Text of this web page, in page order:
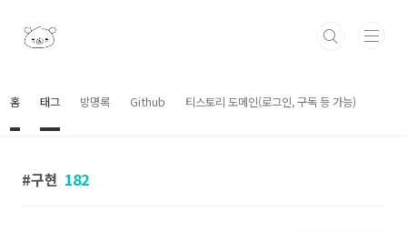
홈 태그 방명록 Github 티스토리 도메인(로그인, 구독 등 가능)
구현 182